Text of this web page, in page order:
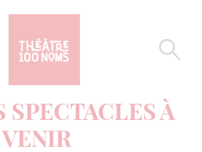
SPECTACLES À
VENIR